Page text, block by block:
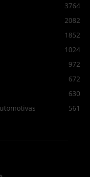
3764
2082
1852
1024
972
672
630
561